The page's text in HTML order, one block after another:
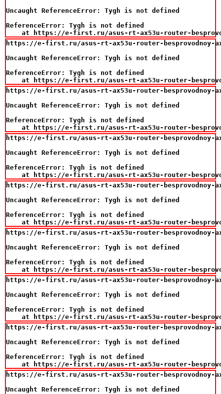
Uncaught ReferenceError: Tygh is not defined
ReferenceError: Tygh is not defined
at https://e-first.ru/asus-rt-ax53u-router-
https://e-first.ru/asus-rt-ax53u-router-besprovodnoy-
Uncaught ReferenceError: Tygh is not defined
ReferenceError: Tygh is not defined
at https://e-first.ru/asus-rt-ax53u-router-
https://e-first.ru/asus-rt-ax53u-router-besprovodnoy-
Uncaught ReferenceError: Tygh is not defined
ReferenceError: Tygh is not defined
at https://e-first.ru/asus-rt-ax53u-router-
https://e-first.ru/asus-rt-ax53u-router-besprovodnoy-
Uncaught ReferenceError: Tygh is not defined
ReferenceError: Tygh is not defined
at https://e-first.ru/asus-rt-ax53u-router-
https://e-first.ru/asus-rt-ax53u-router-besprovodnoy-
Uncaught ReferenceError: Tygh is not defined
ReferenceError: Tygh is not defined
at https://e-first.ru/asus-rt-ax53u-router-
https://e-first.ru/asus-rt-ax53u-router-besprovodnoy-
Uncaught ReferenceError: Tygh is not defined
ReferenceError: Tygh is not defined
at https://e-first.ru/asus-rt-ax53u-router-
https://e-first.ru/asus-rt-ax53u-router-besprovodnoy-
Uncaught ReferenceError: Tygh is not defined
ReferenceError: Tygh is not defined
at https://e-first.ru/asus-rt-ax53u-router-
https://e-first.ru/asus-rt-ax53u-router-besprovodnoy-
Uncaught ReferenceError: Tygh is not defined
ReferenceError: Tygh is not defined
at https://e-first.ru/asus-rt-ax53u-router-
https://e-first.ru/asus-rt-ax53u-router-besprovodnoy-
Uncaught ReferenceError: Tygh is not defined